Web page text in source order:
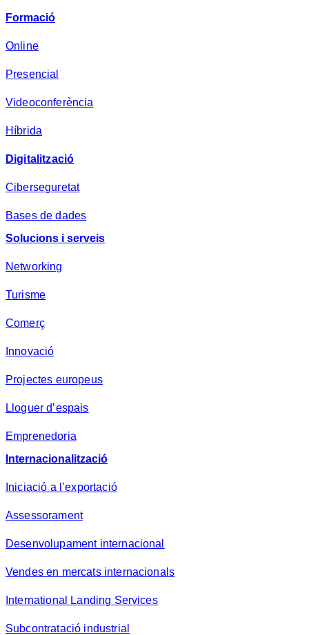
d
s
a
Formació
Online
Presencial
Videoconferència
Híbrida
Digitalització
Ciberseguretat
Bases de dades
Solucions i serveis
Networking
Turisme
Comerç
Innovació
Projectes europeus
Lloguer d’espais
Emprenedoria
Internacionalització
Iniciació a l’exportació
Assessorament
Desenvolupament internacional
Vendes en mercats internacionals
International Landing Services
Subcontratació industrial